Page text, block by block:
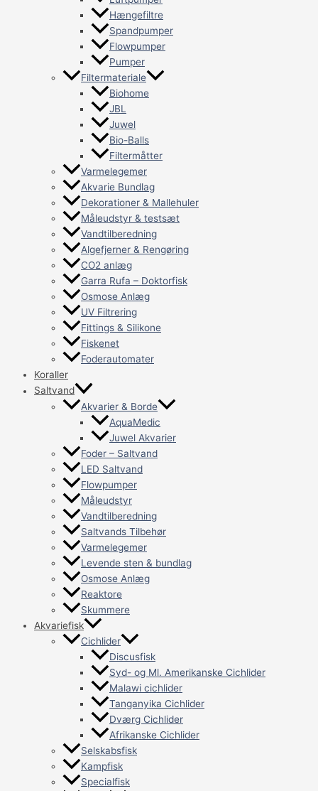
Hængefiltre
Spandpumper
Flowpumper
Pumper
Filtermateriale
Biohome
JBL
Juwel
Bio-Balls
Filtermåtter
Varmelegemer
Akvarie Bundlag
Dekorationer & Mallehuler
Måleudstyr & testsæt
Vandtilberedning
Algefjerner & Rengøring
CO2 anlæg
Garra Rufa – Doktorfisk
Osmose Anlæg
UV Filtrering
Fittings & Silikone
Fiskenet
Foderautomater
Koraller
Saltvand
Akvarier & Borde
AquaMedic
Juwel Akvarier
Foder – Saltvand
LED Saltvand
Flowpumper
Måleudstyr
Vandtilberedning
Saltvands Tilbehør
Varmelegemer
Levende sten & bundlag
Osmose Anlæg
Reaktore
Skummere
Akvariefisk
Cichlider
Discusfisk
Syd- og Ml. Amerikanske Cichlider
Malawi cichlider
Tanganyika Cichlider
Dværg Cichlider
Afrikanske Cichlider
Selskabsfisk
Kampfisk
Specialfisk